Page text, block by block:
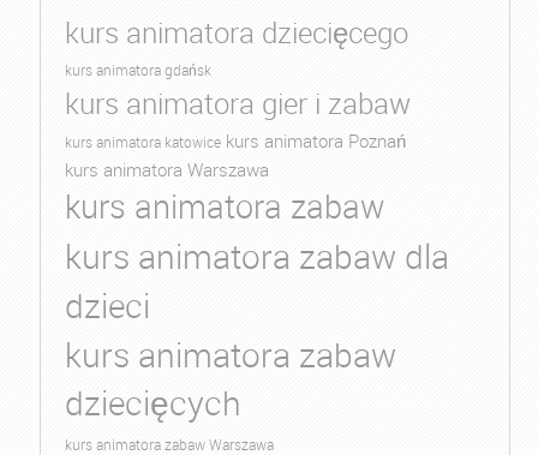
kurs animatora dziecięcego
kurs animatora gdańsk
kurs animatora gier i zabaw
kurs animatora katowice kurs animatora Poznań
kurs animatora Warszawa
kurs animatora zabaw
kurs animatora zabaw dla
dzieci
kurs animatora zabaw
dziecięcych
kurs animatora zabaw Warszawa